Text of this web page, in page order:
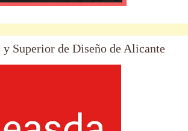
y Superior de Diseño de Alicante